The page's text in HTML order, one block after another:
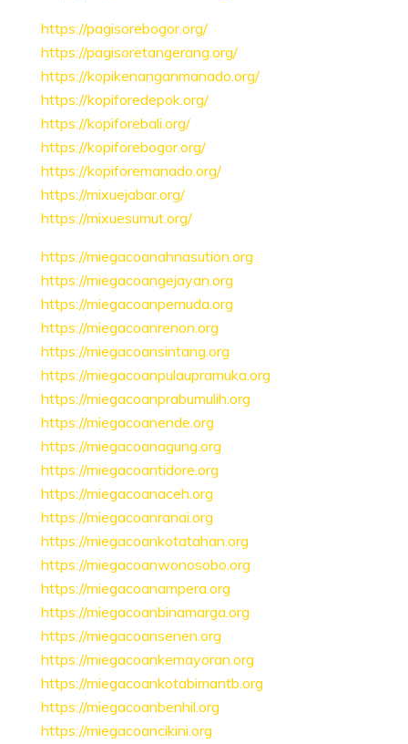
https://pagisorebogor.org/
https://pagisoretangerang.org/
https://kopikenanganmanado.org/
https://kopiforedepok.org/
https://kopiforebali.org/
https://kopiforebogor.org/
https://kopiforemanado.org/
https://mixuejabar.org/
https://mixuesumut.org/
https://miegacoanahnasution.org
https://miegacoangejayan.org
https://miegacoanpemuda.org
https://miegacoanrenon.org
https://miegacoansintang.org
https://miegacoanpulaupramuka.org
https://miegacoanprabumulih.org
https://miegacoanende.org
https://miegacoanagung.org
https://miegacoantidore.org
https://miegacoanaceh.org
https://miegacoanranai.org
https://miegacoankotatahan.org
https://miegacoanwonosobo.org
https://miegacoanampera.org
https://miegacoanbinamarga.org
https://miegacoansenen.org
https://miegacoankemayoran.org
https://miegacoankotabimantb.org
https://miegacoanbenhil.org
https://miegacoancikini.org